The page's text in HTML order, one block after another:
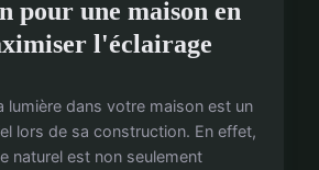
pour une maison en
l'éclairage
lumière dans votre maison est un
lors de sa construction. En effet,
naturel est non seulement